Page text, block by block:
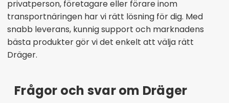
privatperson, företagare eller förare inom
transportnäringen har vi rätt lösning för dig. Med
snabb leverans, kunnig support och marknadens
bästa produkter gör vi det enkelt att välja rätt
Dräger.
Frågor och svar om Dräger